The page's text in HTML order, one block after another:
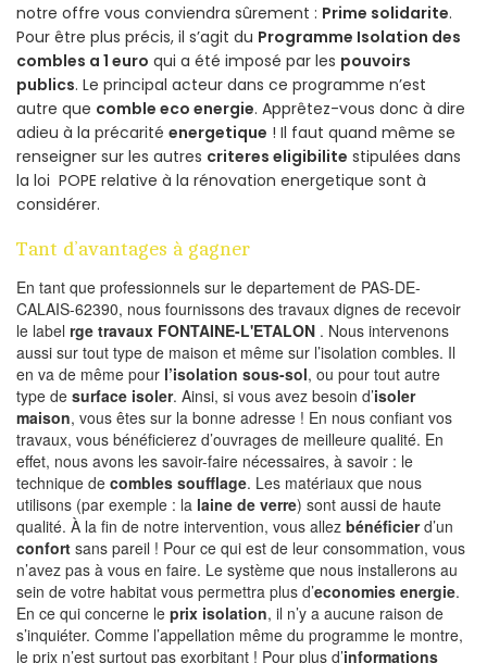
notre offre vous conviendra sûrement : Prime solidarite.
Pour être plus précis, il s’agit du Programme Isolation des
combles a 1 euro qui a été imposé par les pouvoirs
publics. Le principal acteur dans ce programme n’est
autre que comble eco energie. Apprêtez-vous donc à dire
adieu à la précarité energetique ! Il faut quand même se
renseigner sur les autres criteres eligibilite stipulées dans
la loi POPE relative à la rénovation energetique sont à
considérer.
Tant d’avantages à gagner
En tant que professionnels sur le departement de PAS-DE-
CALAIS-62390, nous fournissons des travaux dignes de recevoir
le label rge travaux FONTAINE-L'ETALON . Nous intervenons
aussi sur tout type de maison et même sur l’isolation combles. Il
en va de même pour l’isolation sous-sol, ou pour tout autre
type de surface isoler. Ainsi, si vous avez besoin d’isoler
maison, vous êtes sur la bonne adresse ! En nous confiant vos
travaux, vous bénéficierez d’ouvrages de meilleure qualité. En
effet, nous avons les savoir-faire nécessaires, à savoir : le
technique de combles soufflage. Les matériaux que nous
utilisons (par exemple : la laine de verre) sont aussi de haute
qualité. À la fin de notre intervention, vous allez bénéficierd’un
confort sans pareil ! Pour ce qui est de leur consommation, vous
n’avez pas à vous en faire. Le système que nous installerons au
sein de votre habitat vous permettra plus d’economies energie.
En ce qui concerne le prix isolation, il n’y a aucune raison de
s’inquiéter. Comme l’appellation même du programme le montre,
le prix n’est surtout pas exorbitant ! Pour plus d’informations